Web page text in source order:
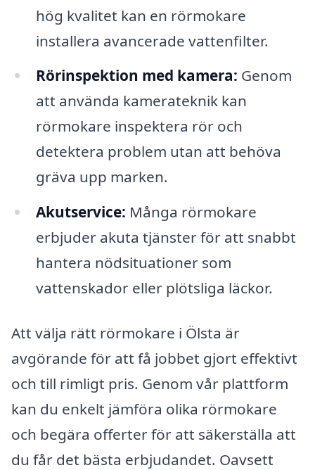
hög kvalitet kan en rörmokare
installera avancerade vattenfilter.
Rörinspektion med kamera: Genom
att använda kamerateknik kan
rörmokare inspektera rör och
detektera problem utan att behöva
gräva upp marken.
Akutservice: Många rörmokare
erbjuder akuta tjänster för att snabbt
hantera nödsituationer som
vattenskador eller plötsliga läckor.
Att välja rätt rörmokare i Ölsta är
avgörande för att få jobbet gjort effektivt
och till rimligt pris. Genom vår plattform
kan du enkelt jämföra olika rörmokare
och begära offerter för att säkerställa att
du får det bästa erbjudandet. Oavsett